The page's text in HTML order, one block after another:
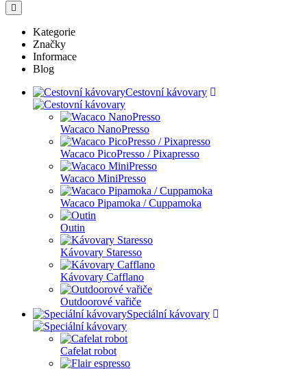
Kategorie
Značky
Informace
Blog
Cestovní kávovary
Wacaco NanoPresso
Wacaco PicoPresso / Pixapresso
Wacaco MiniPresso
Wacaco Pipamoka / Cuppamoka
Outin
Kávovary Staresso
Kávovary Cafflano
Outdoorové vařiče
Speciální kávovary
Cafelat robot